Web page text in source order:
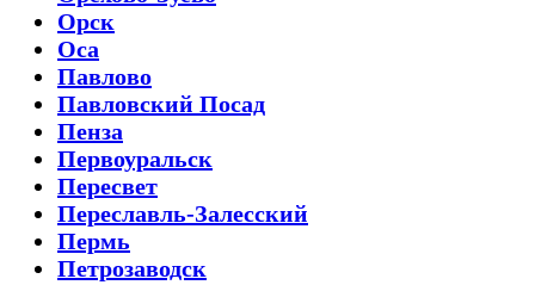
Орск
Оса
Павлово
Павловский Посад
Пенза
Первоуральск
Пересвет
Переславль-Залесский
Пермь
Петрозаводск